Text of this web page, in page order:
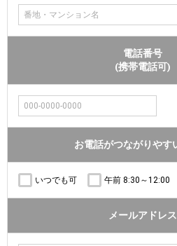
電話番号
(携帯電話可)
お電話がつながりやす
いつでも可 午前 8:30～12:00
メールアドレス